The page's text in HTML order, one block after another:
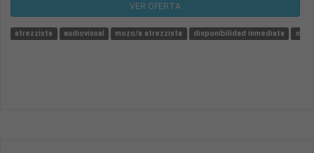
VER OFERTA
atrezzista audiovisual mozo/a atrezzista disponibilidad inmediata